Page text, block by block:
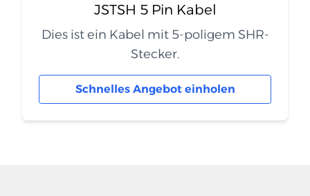
JSTSH 5 Pin Kabel
Dies ist ein Kabel mit 5-poligem SHR-
Stecker.
Schnelles Angebot einholen